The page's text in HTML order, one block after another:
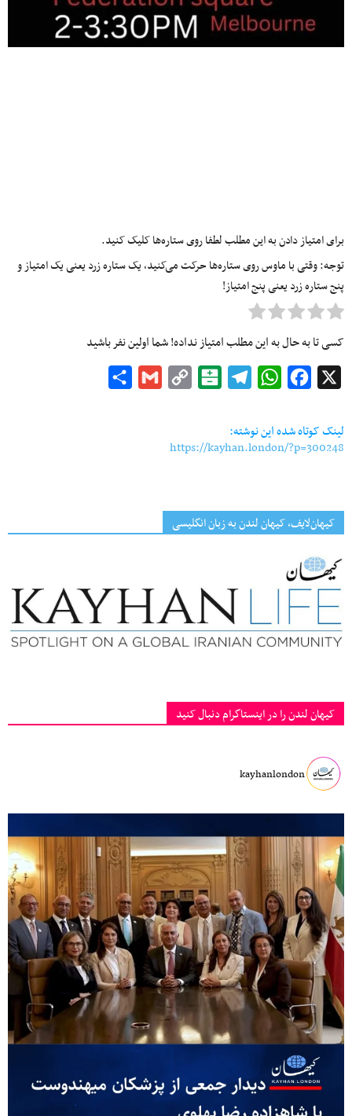
برای امتیاز دادن به این مطلب لطفا روی ستاره‌ها کلیک کنید.
توجه: وقتی با ماوس روی ستاره‌ها حرکت می‌کنید، یک ستاره زرد یعنی یک امتیاز و
پنج ستاره زرد یعنی پنج امتیاز!
کسی تا به حال به این مطلب امتیاز نداده! شما اولین نفر باشید
Facebook
WhatsApp
Telegram
Balatarin
Copy
Gmail
لینک کوتاه شده این نوشته:
https://kayhan.london/?p=300248
کیهان‌لایف، کیهان لندن به زبان انگلیسی
کیهان لندن را در اینستاگرام دنبال کنید
kayhanlondon